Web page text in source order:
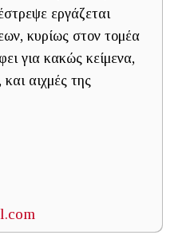
εργάζεται
κυρίως στον τομέα
για κακώς κείμενα,
και αιχμές της